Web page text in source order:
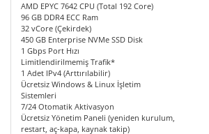
AMD EPYC 7642 CPU (Total 192 Core)
96 GB DDR4 ECC Ram
32 vCore (Çekirdek)
450 GB Enterprise NVMe SSD Disk
1 Gbps Port Hızı
Limitlendirilmemiş Trafik*
1 Adet IPv4 (Arttırılabilir)
Ücretsiz Windows & Linux İşletim
Sistemleri
7/24 Otomatik Aktivasyon
Ücretsiz Yönetim Paneli (yeniden kurulum,
restart, aç-kapa, kaynak takip)